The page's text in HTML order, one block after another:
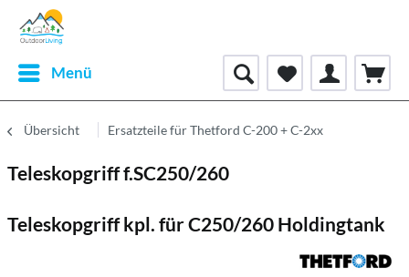
Menü
Übersicht Ersatzteile für Thetford C-200 + C-2xx
Teleskopgriff f.SC250/260
Teleskopgriff kpl. für C250/260 Holdingtank